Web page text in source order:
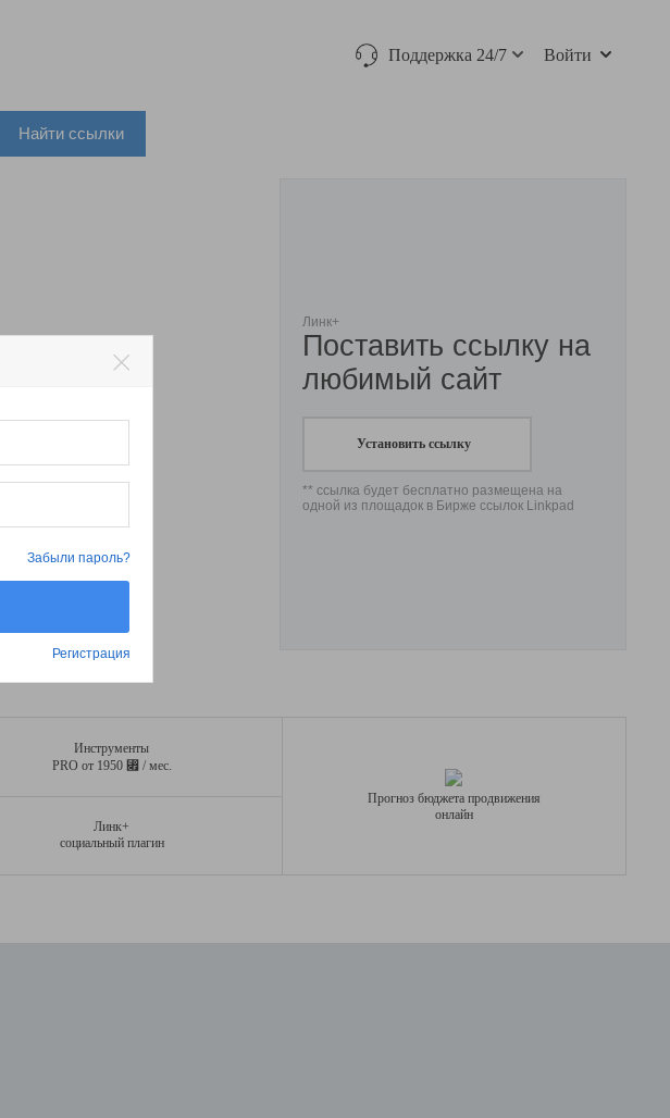
Поддержка 24/7 Войти
Найти ссылки
Линк+
Поставить ссылку на
любимый сайт
Установить ссылку
** ссылка будет бесплатно размещена на
одной из площадок в Бирже ссылок Linkpad
Инструменты
PRO от 1950 ⃏ / мес.
Линк+
социальный плагин
Прогноз бюджета продвижения
онлайн
Регистрация
Забыли пароль?